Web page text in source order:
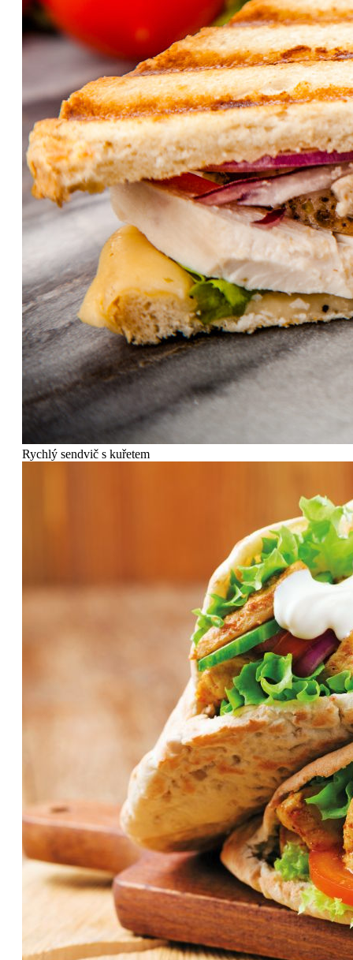
Rychlý sendvič s kuřetem